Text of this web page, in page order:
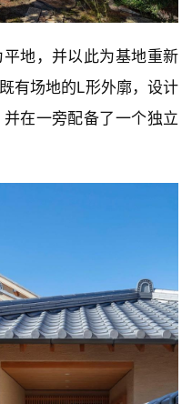
地，并以此为基地重新
有场地的L形外廓，设计
在一旁配备了一个独立